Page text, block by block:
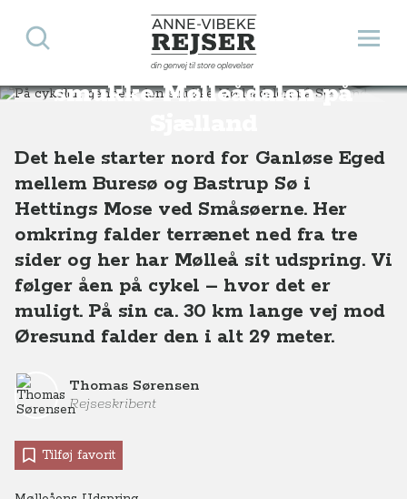
Anne-Vibeke Rejser
din genvej til store oplevelser
Åbn
Søg
På cykeltur gennem den
smukke Mølleådalen på
Destinationer Europa Danmark På cykeltur gennem den smukke Mølleådalen på Sjælland
Det hele starter nord for Ganløse Eged
mellem Buresø og Bastrup Sø i
Hettings Mose ved Småsøerne. Her
omkring falder terrænet ned fra tre
sider og her har Mølleå sit udspring. Vi
følger åen på cykel – hvor det er
muligt. På sin ca. 30 km lange vej mod
Øresund falder den i alt 29 meter.
Thomas Sørensen
Rejseskribent
Tilføj favorit